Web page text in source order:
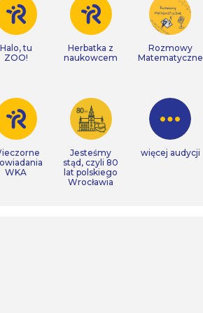
Halo, tu
ZOO!
Herbatka z
naukowcem
Rozmowy
Matematyczne
WKA
Jesteśmy
stąd, czyli 80
lat polskiego
Wrocławia
więcej audycji